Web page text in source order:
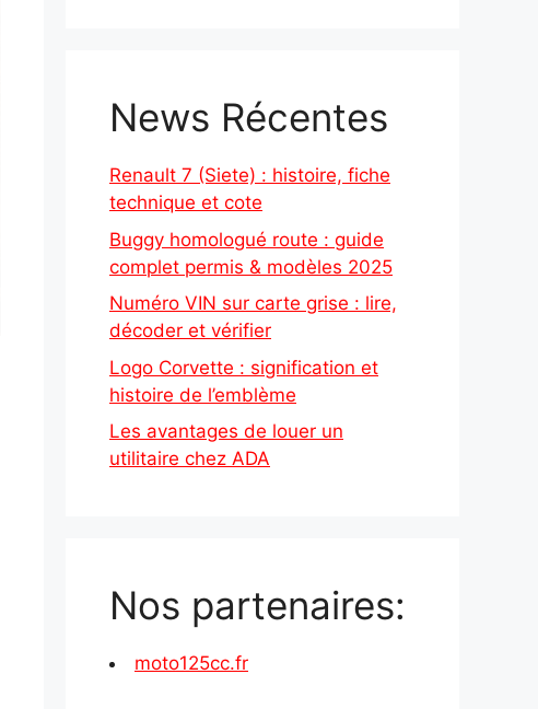
News Récentes
Renault 7 (Siete) : histoire, fiche
technique et cote
Buggy homologué route : guide
complet permis & modèles 2025
Numéro VIN sur carte grise : lire,
décoder et vérifier
Logo Corvette : signification et
histoire de l’emblème
Les avantages de louer un
utilitaire chez ADA
Nos partenaires:
moto125cc.fr